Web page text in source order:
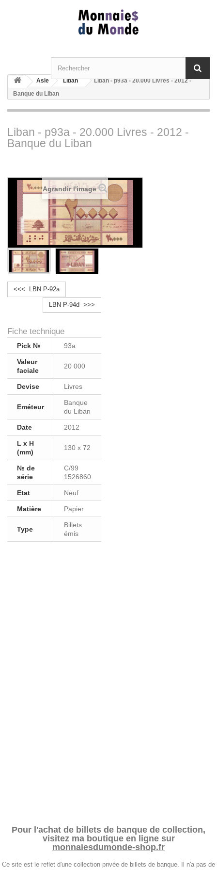
Asie Liban
Liban - p93a - 20.000 Livres - 2012 -
Banque du Liban
Liban - p93a - 20.000 Livres - 2012 -
Banque du Liban
Agrandir l'image
<<< LBN P-92a
LBN P-94d >>>
Fiche technique
Pick № 93a
Valeur
faciale
20 000
Devise Livres
Eméteur
Banque
du Liban
Date 2012
L x H
(mm)
130 x 72
№ de
série
C/99
1526860
Etat Neuf
Matière Papier
Type
Billets
émis
Pour l'achat de billets de banque de collection,
visitez ma boutique en ligne sur
monnaiesdumonde-shop.fr
Ce site est le reflet d'une collection privée de billets de banque. Il n'a pas de